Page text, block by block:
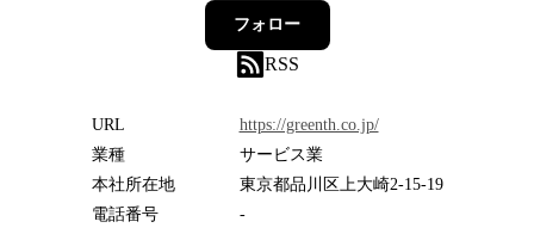
フォロー
RSS
URL
https://greenth.co.jp/
業種
サービス業
本社所在地
東京都品川区上大崎2-15-19
電話番号
-